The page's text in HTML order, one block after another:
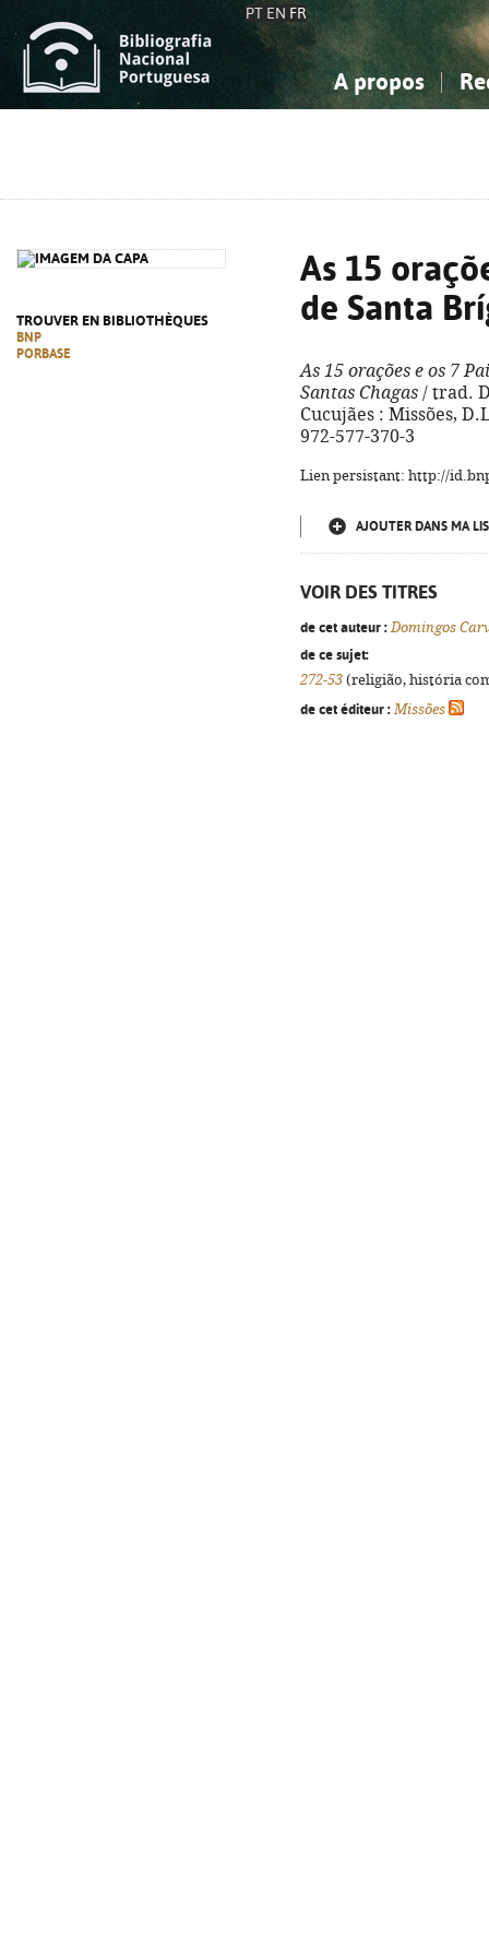
PT EN FR
A propos
TROUVER EN BIBLIOTHÈQUES
BNP
PORBASE
As 15
de Santa
As 15 orações e os 7
Santas Chagas / trad.
Cucujães : Missões,
972-577-370-3
Lien persistant: http://
AJOUTER DANS MA
VOIR DES TITRES
de cet auteur : Domingos
de ce sujet:
272-53 (religião, história
de cet éditeur : Missões